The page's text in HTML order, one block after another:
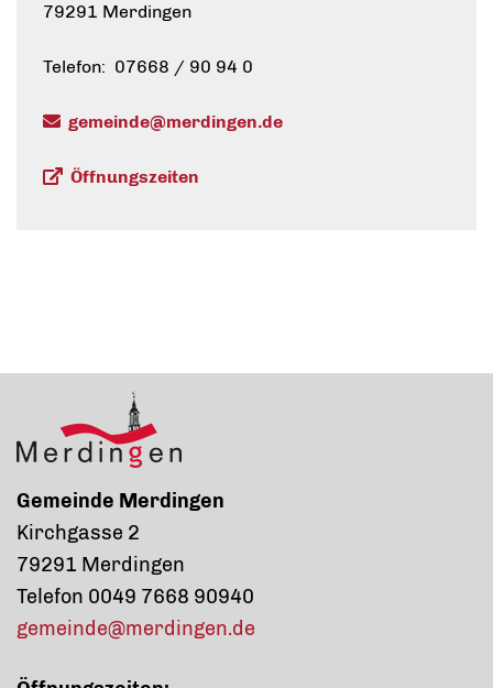
79291 Merdingen
Telefon: 07668 / 90 94 0
gemeinde@merdingen.de
Öffnungszeiten
Gemeinde Merdingen
Kirchgasse 2
79291 Merdingen
Telefon 0049 7668 90940
gemeinde@merdingen.de